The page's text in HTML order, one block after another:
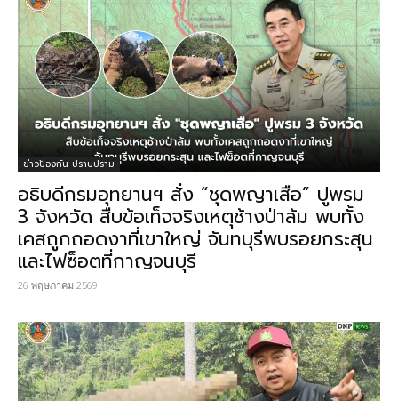
ข่าวป้องกัน ปราบปราม
อธิบดีกรมอุทยานฯ สั่ง “ชุดพญาเสือ” ปูพรม
3 จังหวัด​ สืบข้อเท็จจริง​เหตุช้างป่าล้ม พบทั้ง
เคสถูกถอดงาที่เขาใหญ่ จันทบุรีพบรอยกระสุน
และไฟซ็อตที่กาญจนบุรี
26 พฤษภาคม 2569